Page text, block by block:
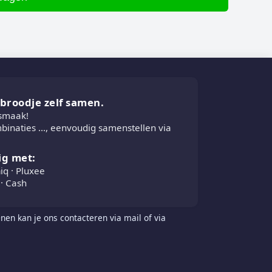
zelf samen.
..., eenvoudig samenstellen via
met:
· Pluxee
Cash
kan je ons contacteren via mail of via